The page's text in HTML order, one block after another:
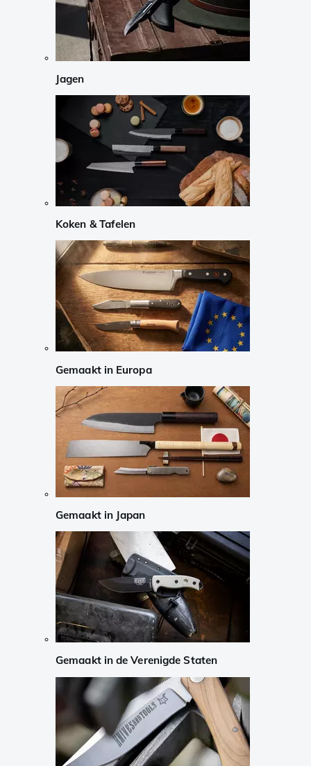
Jagen
Koken & Tafelen
Gemaakt in Europa
Gemaakt in Japan
Gemaakt in de Verenigde Staten